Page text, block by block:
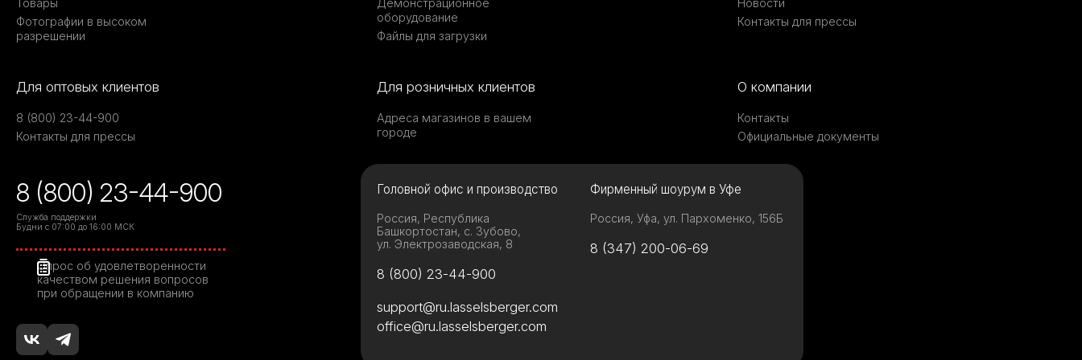
Товары
Фотографии в высоком
разрешении
Демонстрационное
оборудование
Файлы для загрузки
Новости
Контакты для прессы
Для оптовых клиентов
8 (800) 23-44-900
Контакты для прессы
Для розничных клиентов
Адреса магазинов в вашем
городе
О компании
Контакты
Официальные документы
8 (800) 23-44-900
Служба поддержки
Будни с 07:00 до 16:00 МСК
Опрос об удовлетворенности
качеством решения вопросов
при обращении в компанию
Головной офис и производство
Россия, Республика
Башкортостан, с. Зубово,
ул. Электрозаводская, 8
8 (800) 23-44-900
Фирменный шоурум в Уфе
Россия, Уфа, ул. Пархоменко, 156Б
8 (347) 200-06-69
support@ru.lasselsberger.com
office@ru.lasselsberger.com